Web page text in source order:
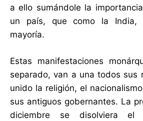
a ello sumándole la
un país, que como la
mayoría.
Estas manifestaciones
separado, van a una todos sus
unido la religión, el
sus antiguos gobernantes. La
diciembre se disolviera